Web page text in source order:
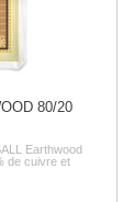
80/20
Earthwood
de cuivre et